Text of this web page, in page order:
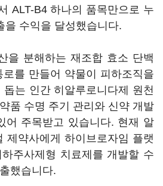
ALT-B4 하나의 품목만으로 누
을 수익을 달성했습니다.
을 분해하는 재조합 효소 단백
를 만들어 약물이 피하조직을
는 인간 히알루로니다제 원천
품 수명 주기 관리와 신약 개발
어 주목받고 있습니다. 현재 알
제약사에게 하이브로자임 플랫
주사제형 치료제를 개발할 수
했습니다.